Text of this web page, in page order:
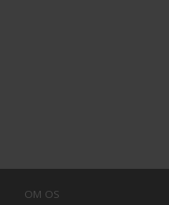
OM OS